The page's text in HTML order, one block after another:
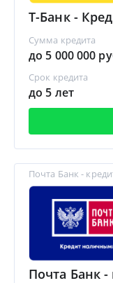
Т-Банк -
Сумма кредита
до 5 000 000
Срок кредита
до 5 лет
Почта Банк -
Почта Банк